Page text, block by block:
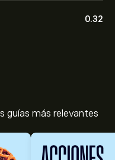
0.32
guías más relevantes